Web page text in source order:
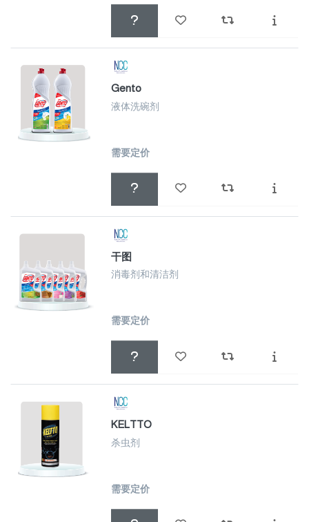
Gento
液体洗碗剂
需要定价
干图
消毒剂和清洁剂
需要定价
KELTTO
杀虫剂
需要定价